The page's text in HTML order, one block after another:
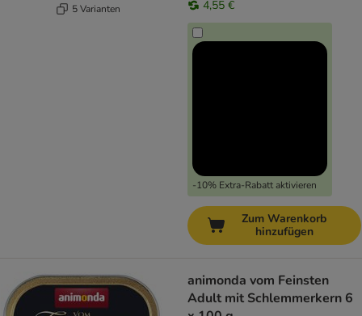
5 Varianten 4,55 €
-10% Extra-Rabatt aktivieren
Zum Warenkorb
hinzufügen
animonda vom Feinsten
Adult mit Schlemmerkern 6